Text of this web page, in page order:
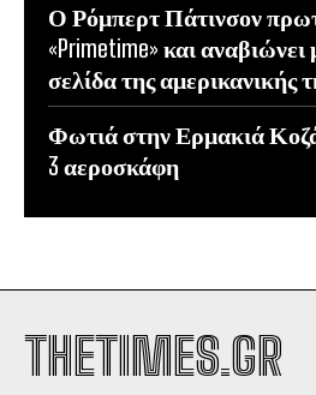
Ο Ρόμπερτ Πάτινσον
«Primetime» και αναβιώνει
σελίδα της αμερικανικής
Φωτιά στην Ερμακιά
3 αεροσκάφη
THETIMES.GR